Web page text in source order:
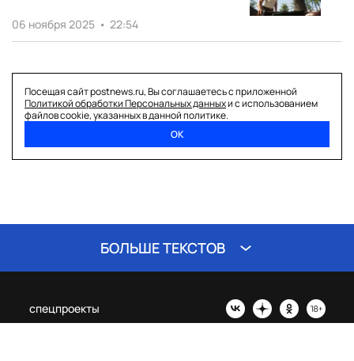
06 ноября 2025 • 22:54
БОЛЬШЕ ТЕКСТОВ
Посещая сайт postnews.ru, Вы соглашаетесь с приложенной
Политикой обработки Персональных данныхи с использованием
файлов cookie, указанных в данной политике.
ОК
спецпроекты
о нас